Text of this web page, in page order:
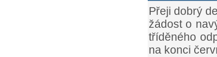
Přeji dobrý
žádost o
tříděného
na konci